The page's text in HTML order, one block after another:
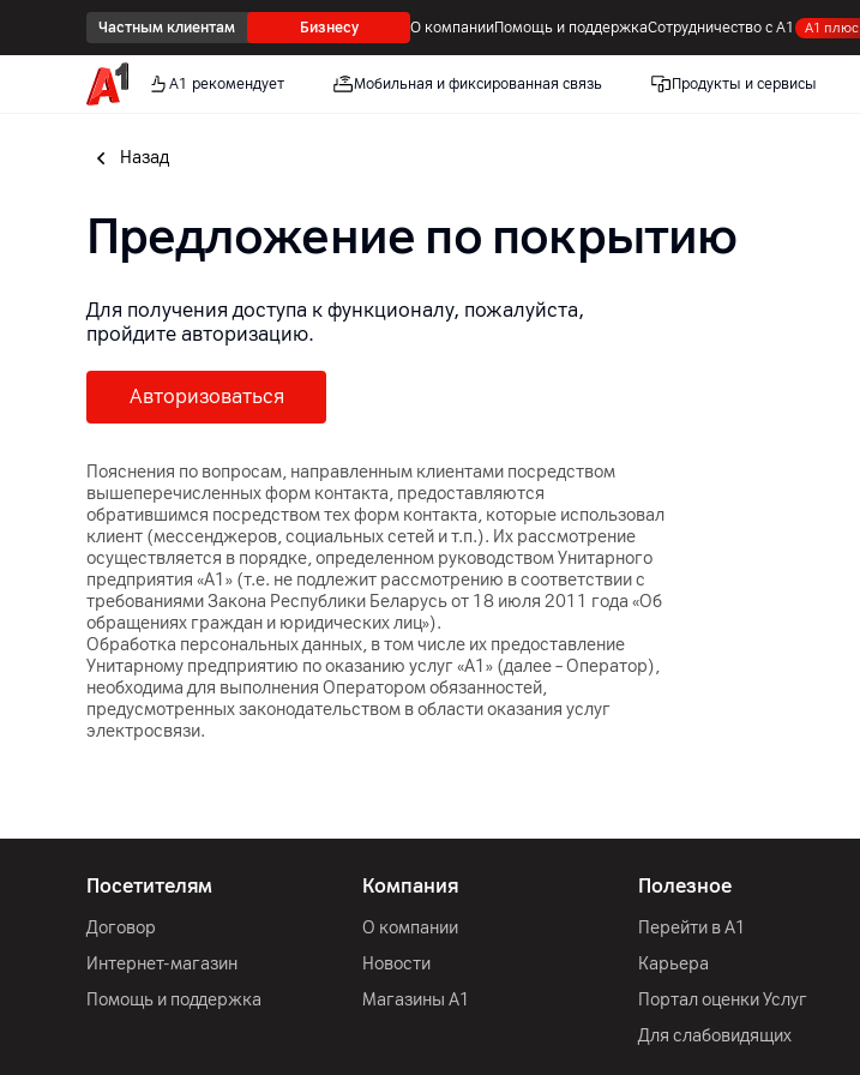
Частным клиентам Бизнесу О компанииПомощь и поддержкаСотрудничество с А1 А1 плюс
А1 рекомендует Мобильная и фиксированная связь Продукты и сервисы
Назад
Предложение по покрытию
Для получения доступа к функционалу, пожалуйста,
пройдите авторизацию.
Авторизоваться
Пояснения по вопросам, направленным клиентами посредством
вышеперечисленных форм контакта, предоставляются
обратившимся посредством тех форм контакта, которые использовал
клиент (мессенджеров, социальных сетей и т.п.). Их рассмотрение
осуществляется в порядке, определенном руководством Унитарного
предприятия «A1» (т.е. не подлежит рассмотрению в соответствии с
требованиями Закона Республики Беларусь от 18 июля 2011 года «Об
обращениях граждан и юридических лиц»).
Обработка персональных данных, в том числе их предоставление
Унитарному предприятию по оказанию услуг «А1» (далее – Оператор),
необходима для выполнения Оператором обязанностей,
предусмотренных законодательством в области оказания услуг
электросвязи.
Посетителям
Договор
Интернет-магазин
Помощь и поддержка
Компания
О компании
Новости
Магазины А1
Полезное
Перейти в А1
Карьера
Портал оценки Услуг
Для слабовидящих